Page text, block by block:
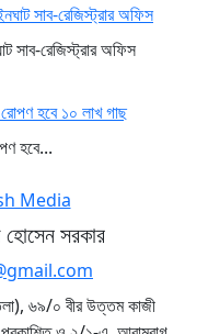
সাব-রেজিস্ট্রার অফিস
হবে...
সরকার
তলা), ৬৯/০ বীর উত্তম কাজী